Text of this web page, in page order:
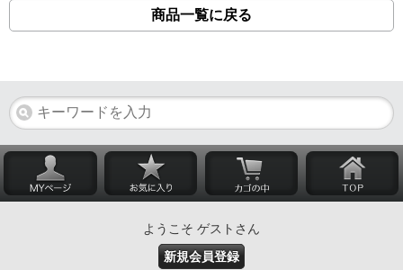
商品一覧に戻る
ようこそ ゲストさん
新規会員登録